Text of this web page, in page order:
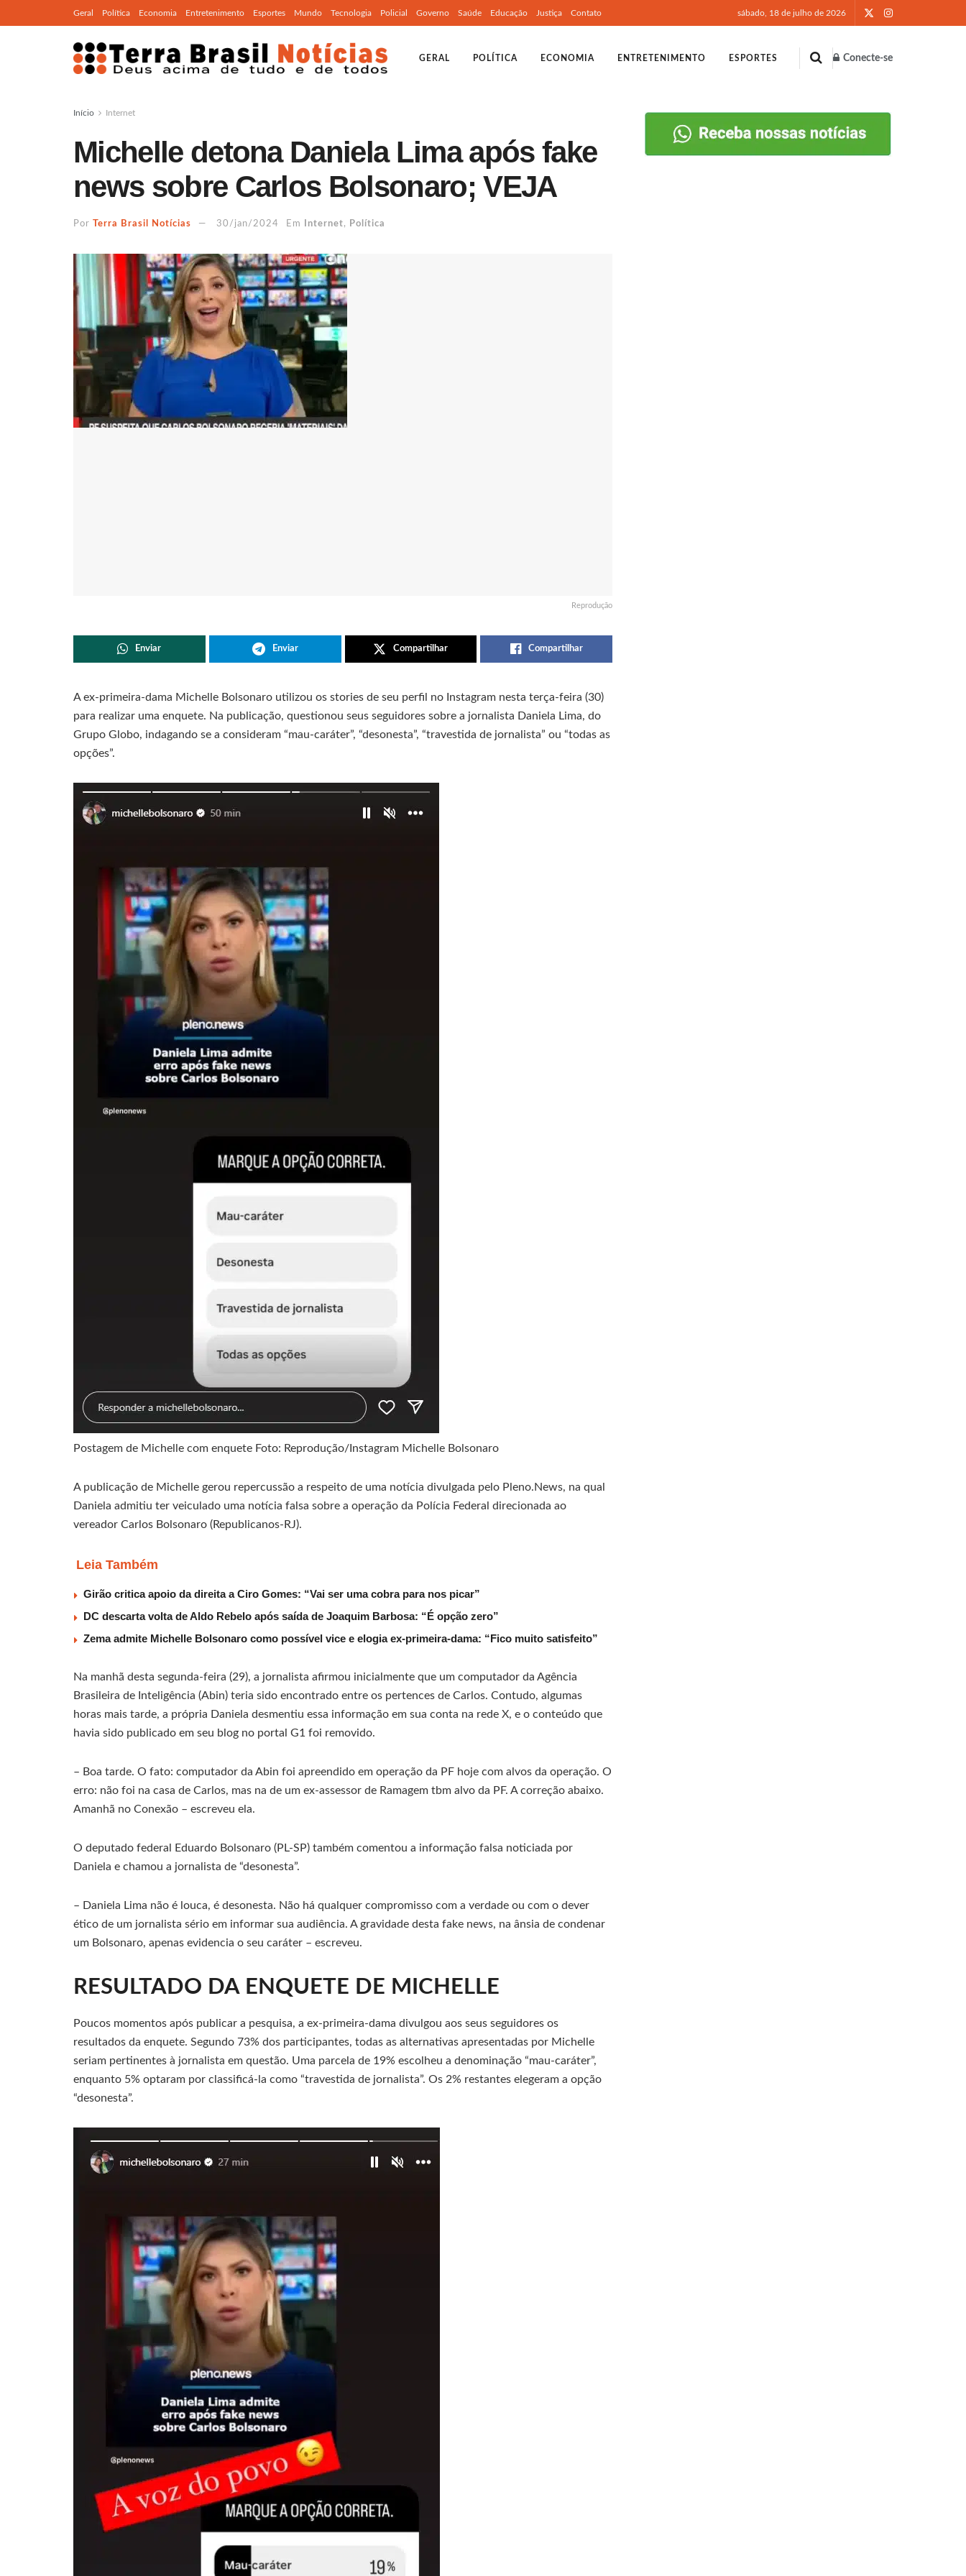
Geral Política Economia Entretenimento Esportes Mundo Tecnologia Policial Governo Saúde Educação Justiça Contato sábado, 18 de julho de 2026
GERAL POLÍTICA ECONOMIA ENTRETENIMENTO ESPORTES Conecte-se
Início Internet
Michelle detona Daniela Lima após fake
news sobre Carlos Bolsonaro; VEJA
Por Terra Brasil Notícias 30/jan/2024 Em Internet, Política
Reprodução
Enviar Enviar Compartilhar Compartilhar
A ex-primeira-dama Michelle Bolsonaro utilizou os stories de seu perfil no Instagram nesta terça-feira (30)
para realizar uma enquete. Na publicação, questionou seus seguidores sobre a jornalista Daniela Lima, do
Grupo Globo, indagando se a consideram “mau-caráter”, “desonesta”, “travestida de jornalista” ou “todas as
opções”.
Postagem de Michelle com enquete Foto: Reprodução/Instagram Michelle Bolsonaro
A publicação de Michelle gerou repercussão a respeito de uma notícia divulgada pelo Pleno.News, na qual
Daniela admitiu ter veiculado uma notícia falsa sobre a operação da Polícia Federal direcionada ao
vereador Carlos Bolsonaro (Republicanos-RJ).
Leia Também
Girão critica apoio da direita a Ciro Gomes: “Vai ser uma cobra para nos picar”
DC descarta volta de Aldo Rebelo após saída de Joaquim Barbosa: “É opção zero”
Zema admite Michelle Bolsonaro como possível vice e elogia ex-primeira-dama: “Fico muito satisfeito”
Na manhã desta segunda-feira (29), a jornalista afirmou inicialmente que um computador da Agência
Brasileira de Inteligência (Abin) teria sido encontrado entre os pertences de Carlos. Contudo, algumas
horas mais tarde, a própria Daniela desmentiu essa informação em sua conta na rede X, e o conteúdo que
havia sido publicado em seu blog no portal G1 foi removido.
– Boa tarde. O fato: computador da Abin foi apreendido em operação da PF hoje com alvos da operação. O
erro: não foi na casa de Carlos, mas na de um ex-assessor de Ramagem tbm alvo da PF. A correção abaixo.
Amanhã no Conexão – escreveu ela.
O deputado federal Eduardo Bolsonaro (PL-SP) também comentou a informação falsa noticiada por
Daniela e chamou a jornalista de “desonesta”.
– Daniela Lima não é louca, é desonesta. Não há qualquer compromisso com a verdade ou com o dever
ético de um jornalista sério em informar sua audiência. A gravidade desta fake news, na ânsia de condenar
um Bolsonaro, apenas evidencia o seu caráter – escreveu.
RESULTADO DA ENQUETE DE MICHELLE
Poucos momentos após publicar a pesquisa, a ex-primeira-dama divulgou aos seus seguidores os
resultados da enquete. Segundo 73% dos participantes, todas as alternativas apresentadas por Michelle
seriam pertinentes à jornalista em questão. Uma parcela de 19% escolheu a denominação “mau-caráter”,
enquanto 5% optaram por classificá-la como “travestida de jornalista”. Os 2% restantes elegeram a opção
“desonesta”.